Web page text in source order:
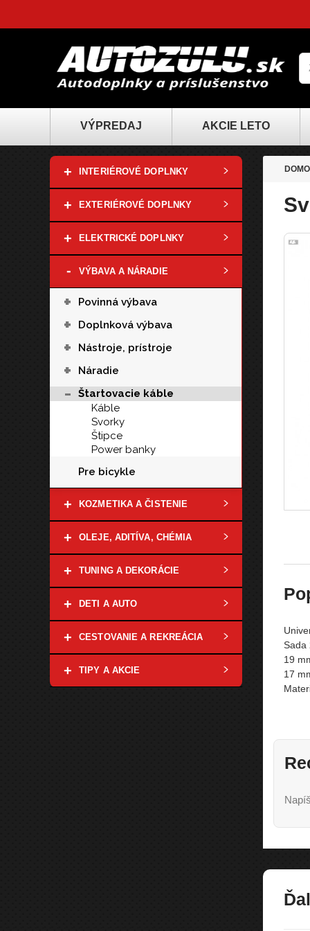
VÝPREDAJ AKCIE LETO
+ INTERIÉROVÉ DOPLNKY
+ EXTERIÉROVÉ DOPLNKY
+ ELEKTRICKÉ DOPLNKY
- VÝBAVA A NÁRADIE
+ Povinná výbava
+ Doplnková výbava
+ Nástroje, prístroje
+ Náradie
- Štartovacie káble
Káble
Svorky
Štipce
Power banky
Pre bicykle
+ KOZMETIKA A ČISTENIE
+ OLEJE, ADITÍVA, CHÉMIA
+ TUNING A DEKORÁCIE
+ DETI A AUTO
+ CESTOVANIE A REKREÁCIA
+ TIPY A AKCIE
Sada
19
17